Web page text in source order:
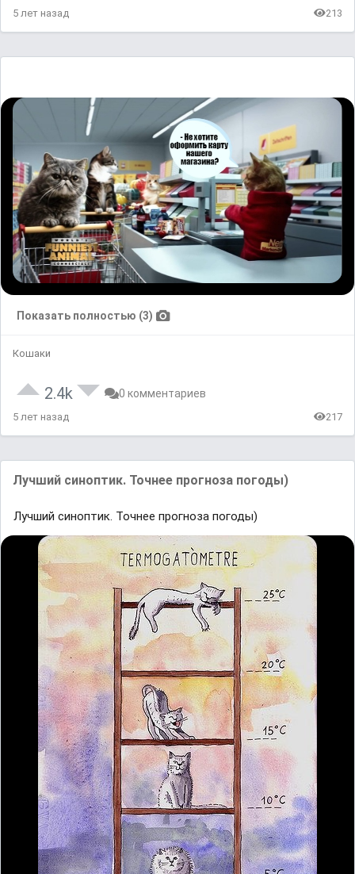
5 лет назад 213
Показать полностью (3)
Кошаки
2.4k 0 комментариев
5 лет назад 217
Лучший синоптик. Точнее прогноза погоды)
Лучший синоптик. Точнее прогноза погоды)